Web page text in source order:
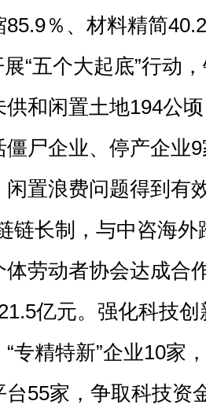
％、材料精简
“五个大起底”行动
和闲置土地194公
僵尸企业、停产企业
置浪费问题得到有
链长制， 与中咨海外
体劳动者协会达成合
亿元。强化科技
专精特新”企业10家
台55家，争取科技资